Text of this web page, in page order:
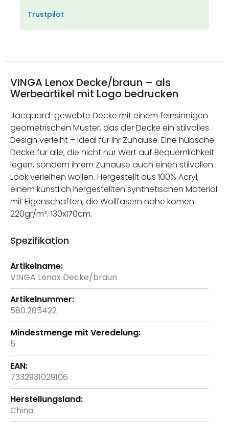
Trustpilot
VINGA Lenox Decke/braun – als
Werbeartikel mit Logo bedrucken
Jacquard-gewebte Decke mit einem feinsinnigen
geometrischen Muster, das der Decke ein stilvolles
Design verleiht – ideal für Ihr Zuhause. Eine hübsche
Decke für alle, die nicht nur Wert auf Bequemlichkeit
legen, sondern ihrem Zuhause auch einen stilvollen
Look verleihen wollen. Hergestellt aus 100% Acryl,
einem künstlich hergestellten synthetischen Material
mit Eigenschaften, die Wollfasern nahe komen.
220gr/m². 130x170cm.
Spezifikation
Weitere
Informationen
VINGA Lenox Decke/braun
580.285422
5
7332931029106
China